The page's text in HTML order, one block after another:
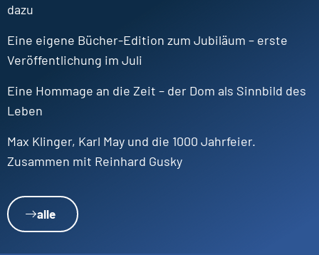
dazu
Eine eigene Bücher-Edition zum Jubiläum – erste
Veröffentlichung im Juli
Eine Hommage an die Zeit – der Dom als Sinnbild des
Leben
Max Klinger, Karl May und die 1000 Jahrfeier.
Zusammen mit Reinhard Gusky
alle